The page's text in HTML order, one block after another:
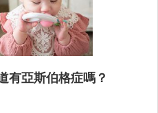
有亞斯伯格症嗎？